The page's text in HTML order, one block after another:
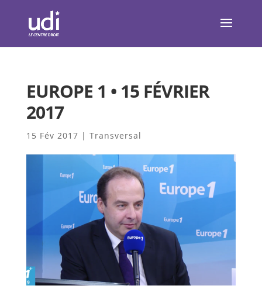
EUROPE 1 • 15 FÉVRIER
2017
15 Fév 2017 | Transversal